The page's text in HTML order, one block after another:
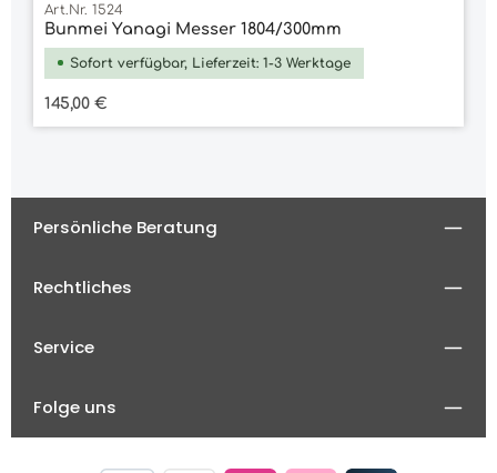
Art.Nr. 1524
Bunmei Yanagi Messer 1804/300mm
Sofort verfügbar, Lieferzeit: 1-3 Werktage
Regulärer Preis:
145,00 €
Persönliche Beratung
Rechtliches
Service
Folge uns